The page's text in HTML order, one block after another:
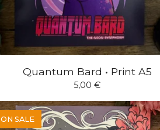
Quantum Bard • Print A5
5,00 €
ON SALE